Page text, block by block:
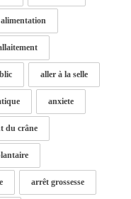
alimentation
aller à la selle
anxiete
du crâne
arrêt grossesse